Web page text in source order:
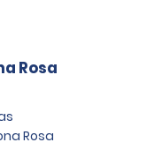
Rosa
Rosa